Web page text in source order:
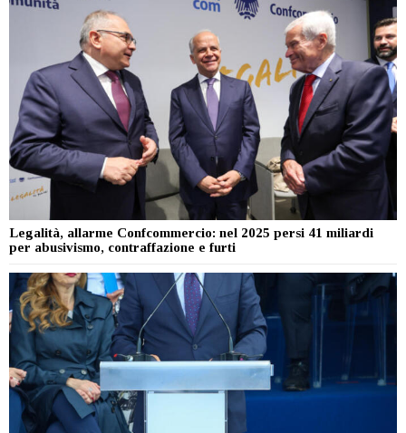
Legalità, allarme Confcommercio: nel 2025 persi 41 miliardi
per abusivismo, contraffazione e furti